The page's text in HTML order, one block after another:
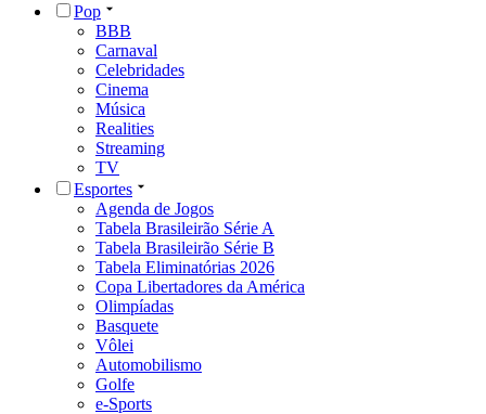
Pop
BBB
Carnaval
Celebridades
Cinema
Música
Realities
Streaming
TV
Esportes
Agenda de Jogos
Tabela Brasileirão Série A
Tabela Brasileirão Série B
Tabela Eliminatórias 2026
Copa Libertadores da América
Olimpíadas
Basquete
Vôlei
Automobilismo
Golfe
e-Sports